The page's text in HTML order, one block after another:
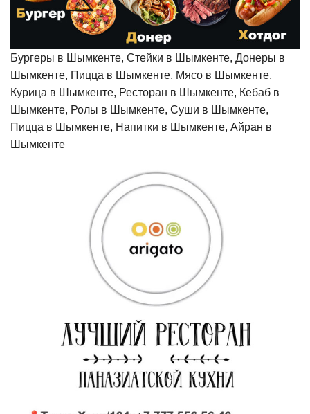
Бургеры в Шымкенте, Стейки в Шымкенте, Донеры в
Шымкенте, Пицца в Шымкенте, Мясо в Шымкенте,
Курица в Шымкенте, Ресторан в Шымкенте, Кебаб в
Шымкенте, Ролы в Шымкенте, Суши в Шымкенте,
Пицца в Шымкенте, Напитки в Шымкенте, Айран в
Шымкенте